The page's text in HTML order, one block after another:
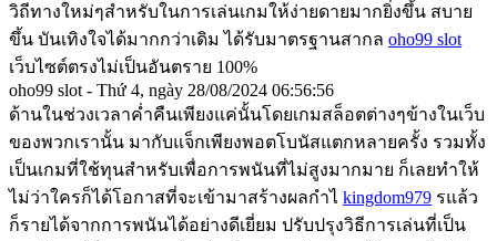
วิถีทางใหม่ๆสำหรับในการเล่นเกมให้ง่ายดายมากยิ่งขึ้น สบาย
ขึ้น บันเทิงใจได้มากกว่าเดิม ได้รับมาตรฐานสากล oho99 slot
เว็บไซต์ตรงไม่เป็นอันตราย 100%
oho99 slot - Thứ 4, ngày 28/08/2024 06:56:56
ด้านในช่วงเวลาค่ำคืนเพียงแค่นั้นโดยเกมสล็อตต่างๆข้างในเว็บ
ของพวกเรานั้น มากับแจ็กเพียงพอตโบนัสแตกหลายครั้ง รวมทั้ง
เป็นเกมที่ใช้ทุนสำหรับเพื่อการพนันที่ไม่สูงมากมาย ก็เลยทำให้
ไม่ว่าใครก็ได้โอกาสที่จะเข้ามาสร้างผลกำไ kingdom979 รแล้ว
ก็รายได้จากการพนันได้อย่างดีเยี่ยม ปรับปรุงวิธีการเล่นที่เป็น